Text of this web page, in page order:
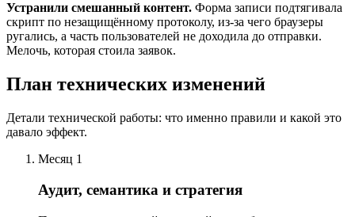
Устранили смешанный контент. Форма записи подтягивала
скрипт по незащищённому протоколу, из-за чего браузеры
ругались, а часть пользователей не доходила до отправки.
Мелочь, которая стоила заявок.
План технических изменений
Детали технической работы: что именно правили и какой это
давало эффект.
Месяц 1
Аудит, семантика и стратегия